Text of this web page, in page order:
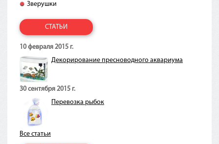
Зверушки
СТАТЬИ
10 февраля 2015 г.
Декорирование пресноводного аквариума
30 сентября 2015 г.
Перевозка рыбок
Все статьи